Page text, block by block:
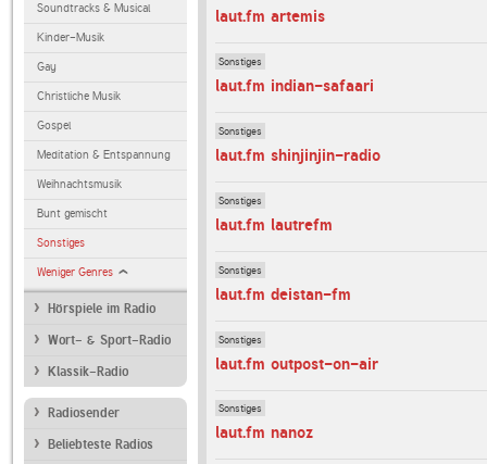
Soundtracks & Musical
Kinder-Musik
Gay
Christliche Musik
Gospel
Meditation & Entspannung
Weihnachtsmusik
Bunt gemischt
Sonstiges
Weniger Genres
Hörspiele im Radio
Wort- & Sport-Radio
Klassik-Radio
Radiosender
Beliebteste Radios
laut.fm artemis
Sonstiges
laut.fm indian-safaari
Sonstiges
laut.fm shinjinjin-radio
Sonstiges
laut.fm lautrefm
Sonstiges
laut.fm deistan-fm
Sonstiges
laut.fm outpost-on-air
Sonstiges
laut.fm nanoz